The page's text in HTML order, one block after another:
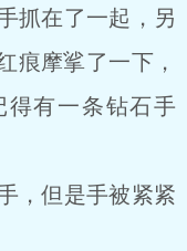
在了一起，另
痕摩挲了一下，
得有一条钻石手
但是手被紧紧